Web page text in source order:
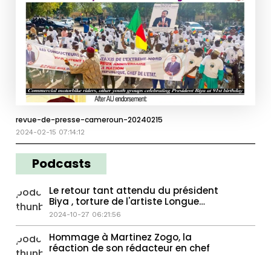
revue-de-presse-cameroun-20240215
2024-02-15 07:14:12
Podcasts
Le retour tant attendu du président
Biya , torture de l'artiste Longue
Longue
2024-10-27 06:21:56
Hommage à Martinez Zogo, la
réaction de son rédacteur en chef